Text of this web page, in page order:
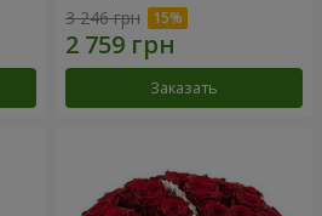
3 246 грн
Заказать